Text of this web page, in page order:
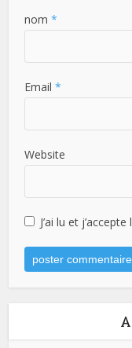
nom *
Email *
Website
J’ai lu et j’accepte